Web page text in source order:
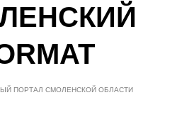
ПОРТАЛ СМОЛЕНСКОЙ ОБЛАСТИ